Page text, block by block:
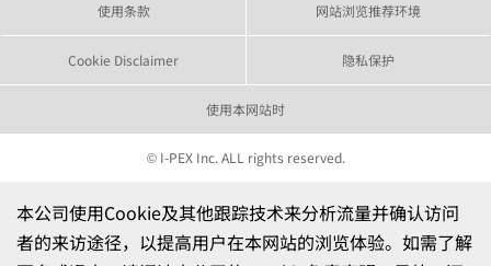
本公司使用Cookie及其他跟踪技术来分析流量并确认访问
者的来访途径，以提高用户在本网站的浏览体验。如需了解
使用条款 网站浏览推荐环境
Cookie Disclaimer 隐私保护
使用本网站时
© I-PEX Inc. ALL rights reserved.